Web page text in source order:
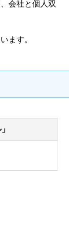
会社と個人双
ます。